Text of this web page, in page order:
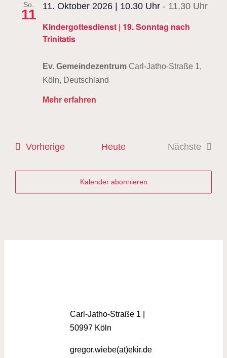
So.
11
Kindergottesdienst | 19. Sonntag nach
Trinitatis
11. Oktober 2026 | 10.30 Uhr - 11.30 Uhr
Ev. Gemeindezentrum Carl-Jatho-Straße 1,
Köln, Deutschland
Mehr erfahren
VorherigeVeranstaltungen
Heute
Nächste
Kalender abonnieren
Carl-Jatho-Straße 1 |
50997 Köln
gregor.wiebe(at)ekir.de